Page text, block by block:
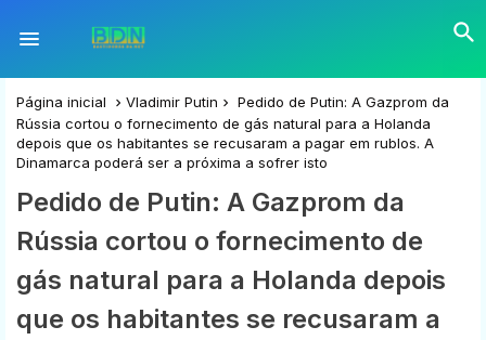
Página inicial Vladimir Putin
Pedido de Putin: A Gazprom da
Rússia cortou o fornecimento de gás natural para a Holanda
depois que os habitantes se recusaram a pagar em rublos. A
Dinamarca poderá ser a próxima a sofrer isto
Pedido de Putin: A Gazprom da
Rússia cortou o fornecimento de
gás natural para a Holanda depois
que os habitantes se recusaram a